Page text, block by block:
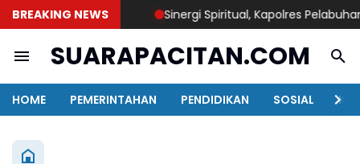
BREAKING NEWS Sinergi Spiritual, Kapolres Pelabuhan
SUARAPACITAN.COM
HOME PEMERINTAHAN PENDIDIKAN SOSIAL